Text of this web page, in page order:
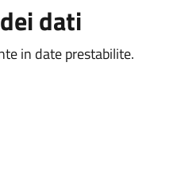
dati
in date prestabilite.